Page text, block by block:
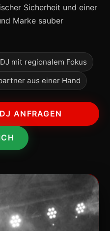
Sicherheit und einer
Marke sauber
mit regionalem Fokus
aus einer Hand
ANFRAGEN